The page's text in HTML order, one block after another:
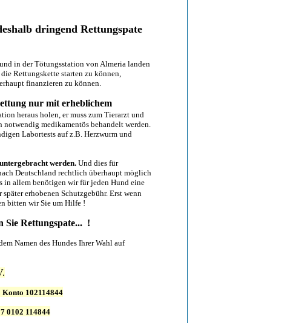
dringend Rettungspate
in der Tötungsstation von Almeria landen
Rettungskette starten zu können,
finanzieren zu können.
nur mit erheblichem
heraus holen, er muss zum Tierarzt und
medikamentös behandelt werden.
Labortests auf z.B. Herzwurm und
werden.Und dies für
Deutschland rechtlich überhaupt möglich
in allem benötigen wir für jeden Hund eine
erhobenen Schutzgebühr. Erst wenn
bitten wir Sie um Hilfe !
Sie Rettungspate... !
Namen des Hundes Ihrer Wahl auf
Konto 102114844
0102 114844